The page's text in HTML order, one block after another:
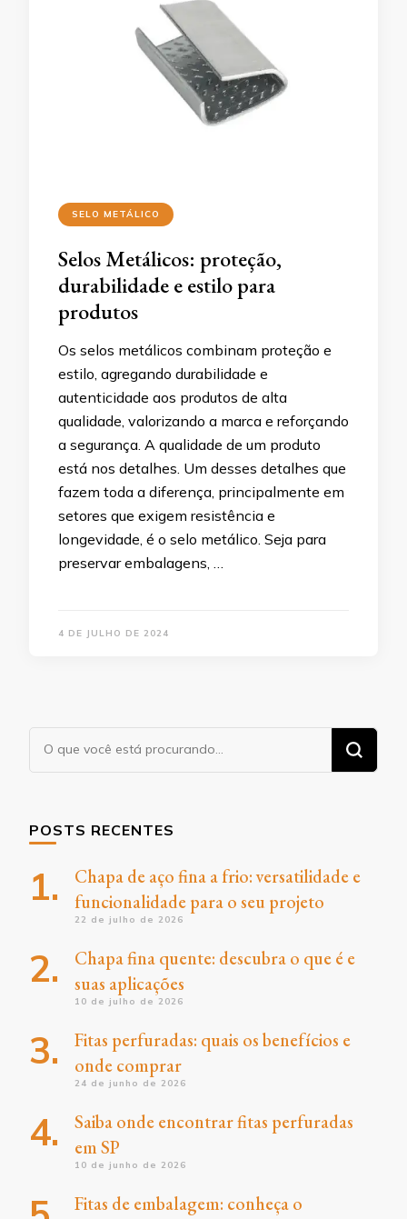
SELO METÁLICO
Selos Metálicos: proteção,
durabilidade e estilo para
produtos
Os selos metálicos combinam proteção e
estilo, agregando durabilidade e
autenticidade aos produtos de alta
qualidade, valorizando a marca e reforçando
a segurança. A qualidade de um produto
está nos detalhes. Um desses detalhes que
fazem toda a diferença, principalmente em
setores que exigem resistência e
longevidade, é o selo metálico. Seja para
preservar embalagens, …
4 DE JULHO DE 2024
Procurando
algo?
POSTS RECENTES
Chapa de aço fina a frio: versatilidade e
funcionalidade para o seu projeto
22 de julho de 2026
Chapa fina quente: descubra o que é e
suas aplicações
10 de julho de 2026
Fitas perfuradas: quais os benefícios e
onde comprar
24 de junho de 2026
Saiba onde encontrar fitas perfuradas
em SP
10 de junho de 2026
Fitas de embalagem: conheça o